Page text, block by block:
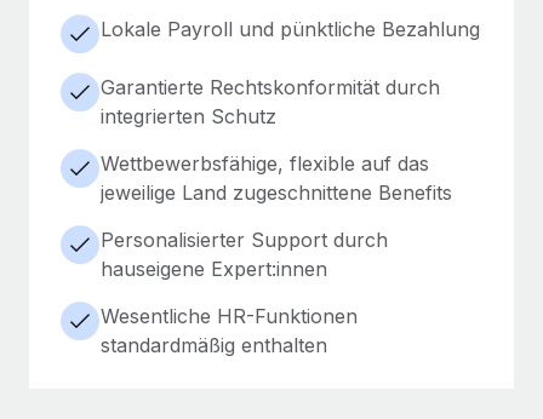
Lokale Payroll und pünktliche Bezahlung
Garantierte Rechtskonformität durch
integrierten Schutz
Wettbewerbsfähige, flexible auf das
jeweilige Land zugeschnittene Benefits
Personalisierter Support durch
hauseigene Expert:innen
Wesentliche HR-Funktionen
standardmäßig enthalten